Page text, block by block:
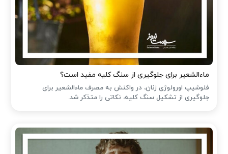
ماءالشعیر برای جلوگیری از سنگ کلیه مفید است؟
فلوشیپ اورولوژی زنان، در واکنش به مصرف ماءالشعیر برای
جلوگیری از تشکیل سنگ کلیه، نکاتی را متذکر شد.